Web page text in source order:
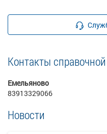
Контакты справочной
Емельяново
83913329066
Новости